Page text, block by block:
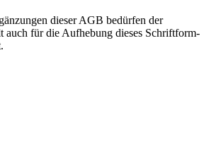
dieser AGB bedürfen der
auch für die Aufhebung dieses Schriftform-